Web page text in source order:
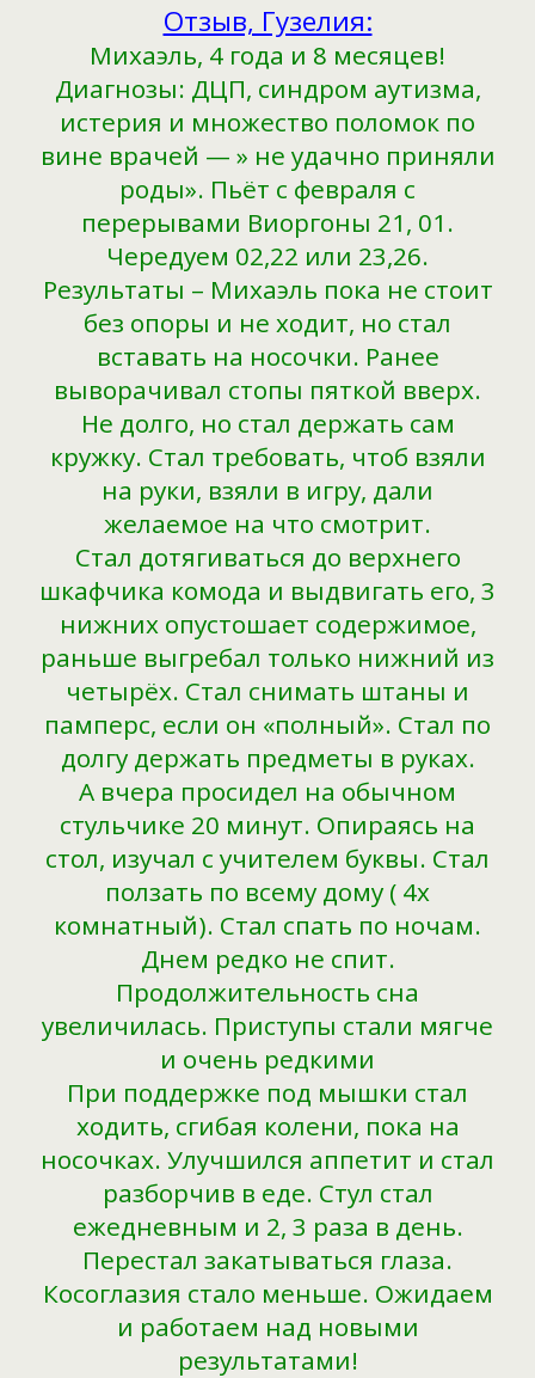
Отзыв, Гузелия:
Михаэль, 4 года и 8 месяцев!
Диагнозы: ДЦП, синдром аутизма,
истерия и множество поломок по
вине врачей — » не удачно приняли
роды». Пьёт с февраля с
перерывами Виоргоны 21, 01.
Чередуем 02,22 или 23,26.
Результаты – Михаэль пока не стоит
без опоры и не ходит, но стал
вставать на носочки. Ранее
выворачивал стопы пяткой вверх.
Не долго, но стал держать сам
кружку. Стал требовать, чтоб взяли
на руки, взяли в игру, дали
желаемое на что смотрит.
Стал дотягиваться до верхнего
шкафчика комода и выдвигать его, 3
нижних опустошает содержимое,
раньше выгребал только нижний из
четырёх. Стал снимать штаны и
памперс, если он «полный». Стал по
долгу держать предметы в руках.
А вчера просидел на обычном
стульчике 20 минут. Опираясь на
стол, изучал с учителем буквы. Стал
ползать по всему дому ( 4х
комнатный). Стал спать по ночам.
Днем редко не спит.
Продолжительность сна
увеличилась. Приступы стали мягче
и очень редкими
При поддержке под мышки стал
ходить, сгибая колени, пока на
носочках. Улучшился аппетит и стал
разборчив в еде. Стул стал
ежедневным и 2, 3 раза в день.
Перестал закатываться глаза.
Косоглазия стало меньше. Ожидаем
и работаем над новыми
результатами!